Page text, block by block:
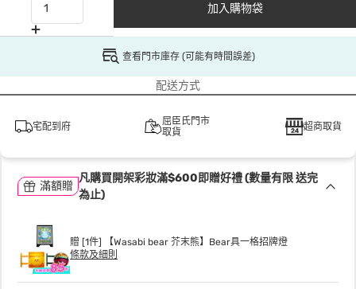
加入購物袋
查看門市庫存 (可能有時間誤差)
配送方式
宅配到府
屈臣氏門市
取貨
超商取貨
滿額贈
凡購買開架彩妝滿$600即贈好禮 (數量有限 送完
為止)
贈 [1件] 【Wasabi bear 芥末熊】Bear具一格招牌燈
條款及細則